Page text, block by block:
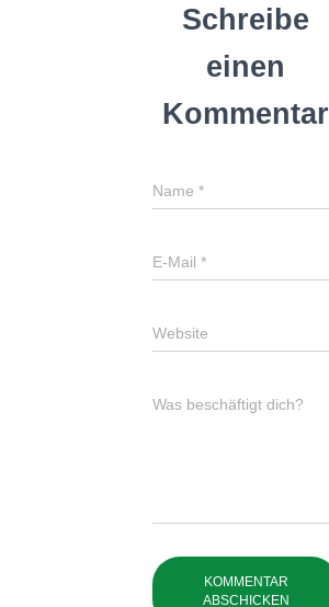
Schreibe
einen
Kommentar
Name *
E-Mail *
Website
Was beschäftigt dich?